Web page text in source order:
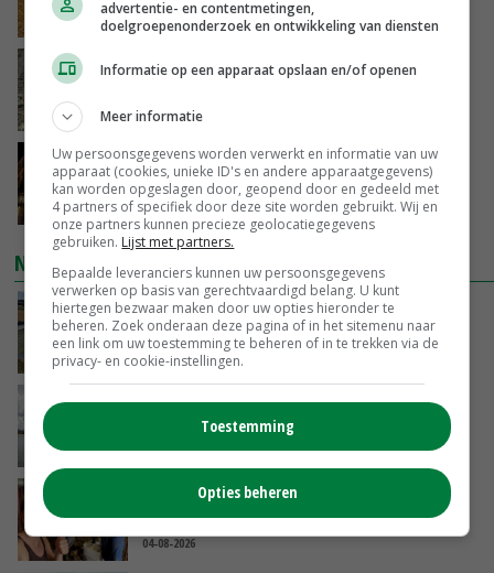
GISTEREN, 15:29
Emmeloord noteert eerste zaaiuien op
GISTEREN, 14:59
Spontane boerenacties in Twente en
Apeldoorn zetten de trend
GISTEREN, 14:48
NIEUWSTE VIDEO'S
Droogte veroorzaakt steeds meer problemen:
‘Bassin afgelopen week al leeg’
GISTEREN, 14:06
Koeien van enige drijvende boerderij ter
wereld zijn te koop
GISTEREN, 12:00
Danique in Canada: ‘Superveel schik gehad
tijdens stage’
04-08-2026
advertentie- en contentmetingen,
doelgroepenonderzoek en ontwikkeling van diensten
Informatie op een apparaat opslaan en/of openen
Meer informatie
Uw persoonsgegevens worden verwerkt en informatie van uw
apparaat (cookies, unieke ID's en andere apparaatgegevens)
kan worden opgeslagen door, geopend door en gedeeld met
4 partners of specifiek door deze site worden gebruikt. Wij en
onze partners kunnen precieze geolocatiegegevens
gebruiken. Lijst met partners.
Bepaalde leveranciers kunnen uw persoonsgegevens
verwerken op basis van gerechtvaardigd belang. U kunt
hiertegen bezwaar maken door uw opties hieronder te
beheren. Zoek onderaan deze pagina of in het sitemenu naar
een link om uw toestemming te beheren of in te trekken via de
privacy- en cookie-instellingen.
Toestemming
Opties beheren